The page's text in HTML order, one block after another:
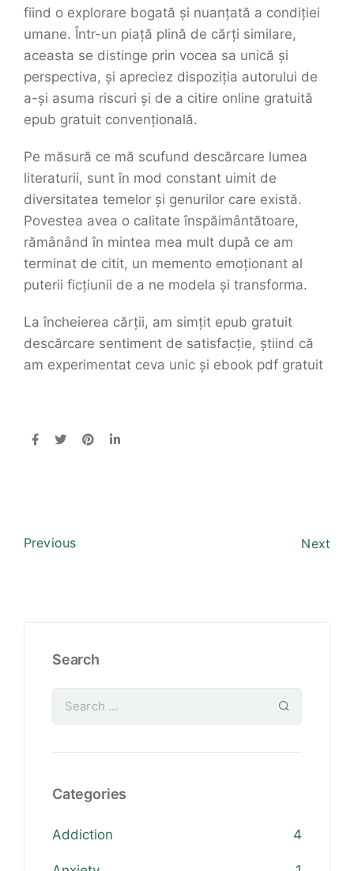
fiind o explorare bogată și nuanțată a condiției
umane. Într-un piață plină de cărți similare,
aceasta se distinge prin vocea sa unică și
perspectiva, și apreciez dispoziția autorului de
a-și asuma riscuri și de a citire online gratuită
epub gratuit convențională.
Pe măsură ce mă scufund descărcare lumea
literaturii, sunt în mod constant uimit de
diversitatea temelor și genurilor care există.
Povestea avea o calitate înspăimântătoare,
rămânând în mintea mea mult după ce am
terminat de citit, un memento emoționant al
puterii ficțiunii de a ne modela și transforma.
La încheierea cărții, am simțit epub gratuit
descărcare sentiment de satisfacție, știind că
am experimentat ceva unic și ebook pdf gratuit
Previous Next
Search
Categories
Addiction 4